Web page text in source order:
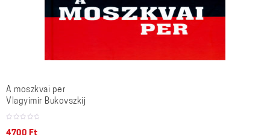
A moszkvai per
Vlagyimir Bukovszkij